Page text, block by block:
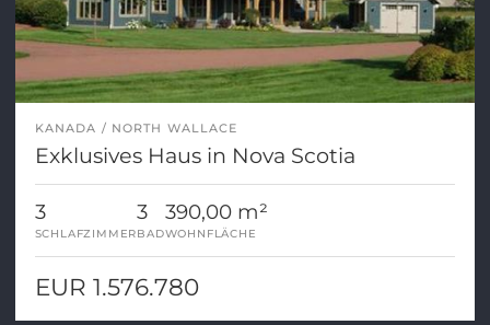
KANADA NORTH WALLACE
Exklusives Haus in Nova Scotia
3
SCHLAFZIMMER
3
BAD
390,00 m²
WOHNFLÄCHE
EUR 1.576.780